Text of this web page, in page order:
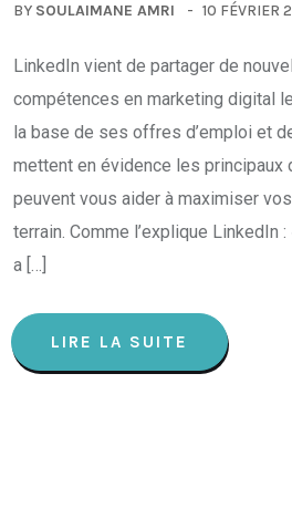
BY SOULAIMANE AMRI 10 FÉVRIER
LinkedIn vient de partager de
compétences en marketing digital
la base de ses offres d’emploi et
mettent en évidence les principaux
peuvent vous aider à maximiser
terrain. Comme l’explique LinkedIn
a […]
LIRE LA SUITE